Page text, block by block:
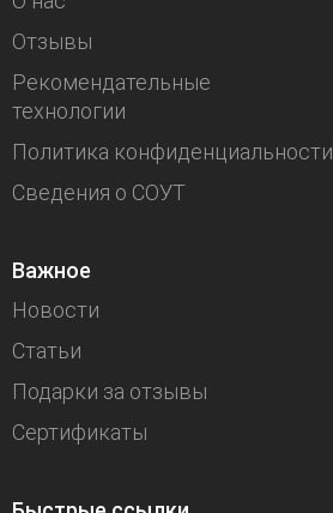
Отзывы
Рекомендательные
технологии
Политика конфиденциальности
Сведения о СОУТ
Важное
Новости
Статьи
Подарки за отзывы
Сертификаты